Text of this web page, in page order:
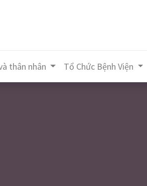
thân nhân Tổ Chức Bệnh Viện